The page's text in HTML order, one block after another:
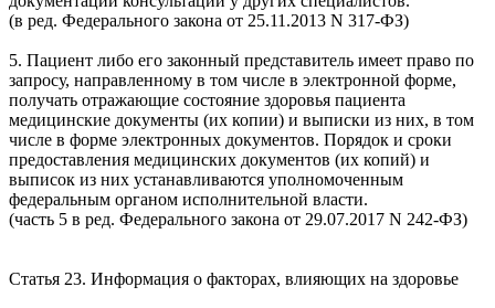
(в ред. Федерального закона от 25.11.2013 N 317-ФЗ)
5. Пациент либо его законный представитель имеет право по
запросу, направленному в том числе в электронной форме,
получать отражающие состояние здоровья пациента
медицинские документы (их копии) и выписки из них, в том
числе в форме электронных документов. Порядок и сроки
предоставления медицинских документов (их копий) и
выписок из них устанавливаются уполномоченным
федеральным органом исполнительной власти.
(часть 5 в ред. Федерального закона от 29.07.2017 N 242-ФЗ)
Статья 23. Информация о факторах, влияющих на здоровье